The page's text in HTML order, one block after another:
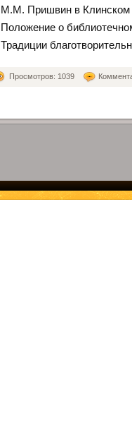
М.М. Пришвин в Клинском
Положение о
Традиции
Просмотров: 1039